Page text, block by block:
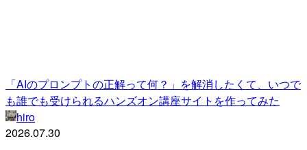
「AIのプロンプトの正解って何？」を解消したくて、いつで
も誰でも受けられるハンズオン講座サイトを作ってみた
hiro
2026.07.30